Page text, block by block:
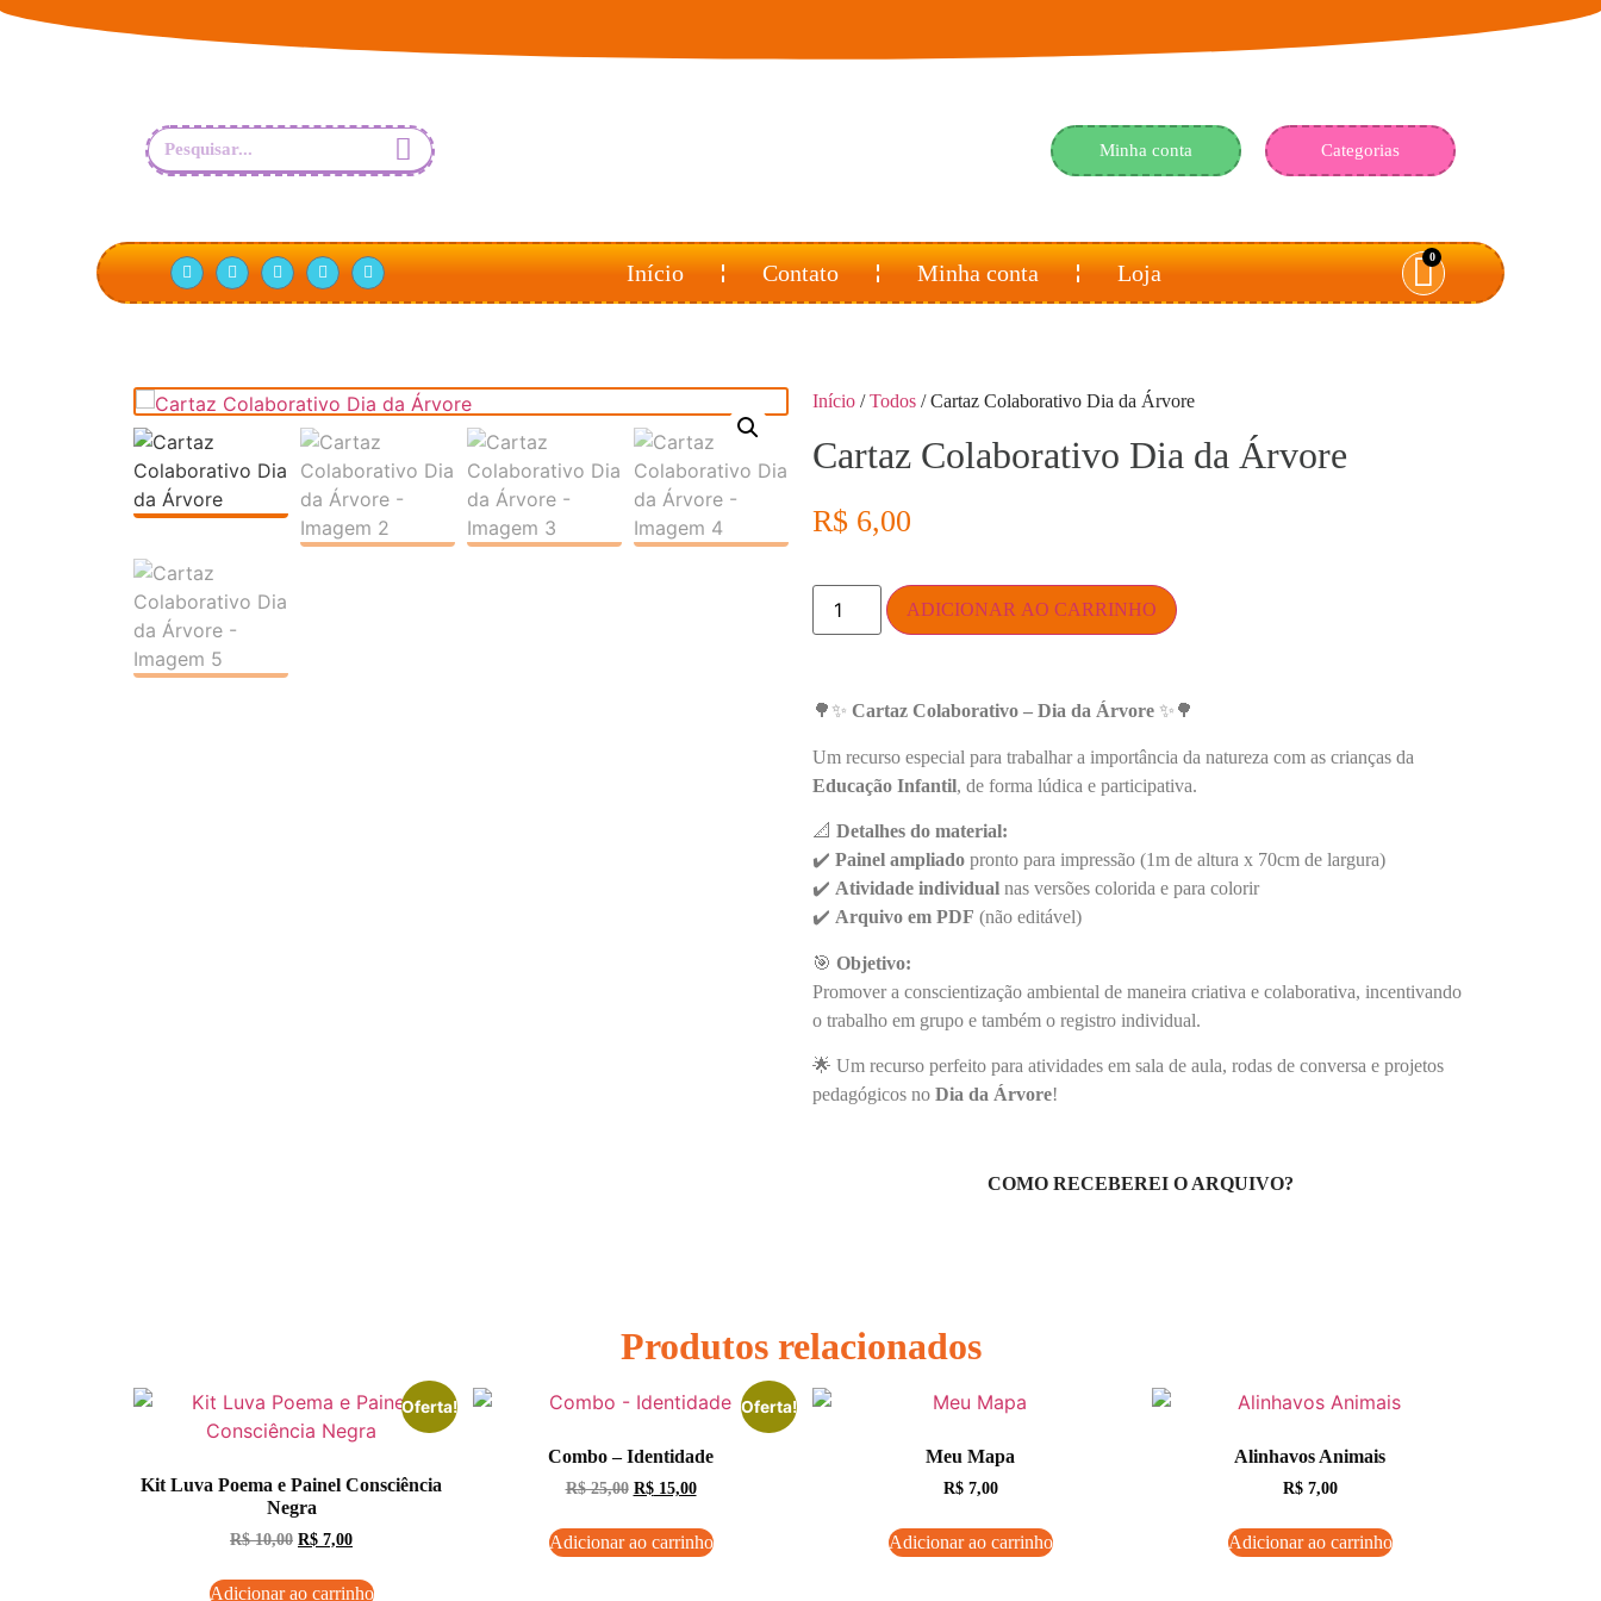
Minha conta Categorias
Início Contato Minha conta Loja
0
Início /Todos / Cartaz Colaborativo Dia da Árvore
Cartaz Colaborativo Dia da Árvore
R$ 6,00
ADICIONAR AO CARRINHO
🌳✨ Cartaz Colaborativo – Dia da Árvore ✨🌳
Um recurso especial para trabalhar a importância da natureza com as crianças da
Educação Infantil, de forma lúdica e participativa.
📐 Detalhes do material:
✔️ Painel ampliado pronto para impressão (1m de altura x 70cm de largura)
✔️ Atividade individual nas versões colorida e para colorir
✔️ Arquivo em PDF (não editável)
🎯 Objetivo:
Promover a conscientização ambiental de maneira criativa e colaborativa, incentivando
o trabalho em grupo e também o registro individual.
🌟 Um recurso perfeito para atividades em sala de aula, rodas de conversa e projetos
pedagógicos no Dia da Árvore!
COMO RECEBEREI O ARQUIVO?
Produtos relacionados
Oferta!
Kit Luva Poema e Painel Consciência
Negra
R$10,00 R$ 7,00
Adicionar ao carrinho
Oferta!
Combo – Identidade
R$25,00 R$15,00
Adicionar ao carrinho
Meu Mapa
R$7,00
Adicionar ao carrinho
Alinhavos Animais
R$7,00
Adicionar ao carrinho